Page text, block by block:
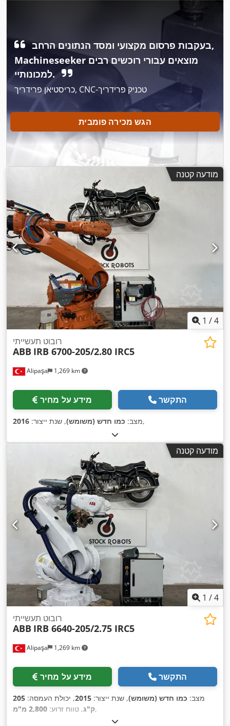
בעקבות פרסום מקצועי ומסד הנתונים הרחב,
Machineseeker מוצאים עבורי רוכשים רבים
למכונותיי.
כריסטיאן פרידריך, CNC-טכניק פרידריך
הגש מכירה פומבית
מודעה קטנה
1 /4
Alipaşa 1,269 km
רובוט תעשייתי
ABB IRB 6700-205/2.80 IRC5
מידע על מחיר התקשר
מצב: כמו חדש (משומש), שנת ייצור: 2016 ,
מודעה קטנה
1 /4
Alipaşa 1,269 km
רובוט תעשייתי
ABB IRB 6640-205/2.75 IRC5
מידע על מחיר התקשר
מצב: כמו חדש (משומש), שנת ייצור: 2015, יכולת העמסה: 205
ק"ג, טווח זרוע: 2,800 מ"מ ,